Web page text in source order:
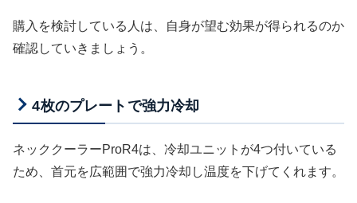
購入を検討している人は、自身が望む効果が得られるのか
確認していきましょう。
4枚のプレートで強力冷却
ネッククーラーProR4は、冷却ユニットが4つ付いている
ため、首元を広範囲で強力冷却し温度を下げてくれます。